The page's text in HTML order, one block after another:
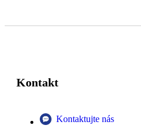
Kontakt
Kontaktujte nás